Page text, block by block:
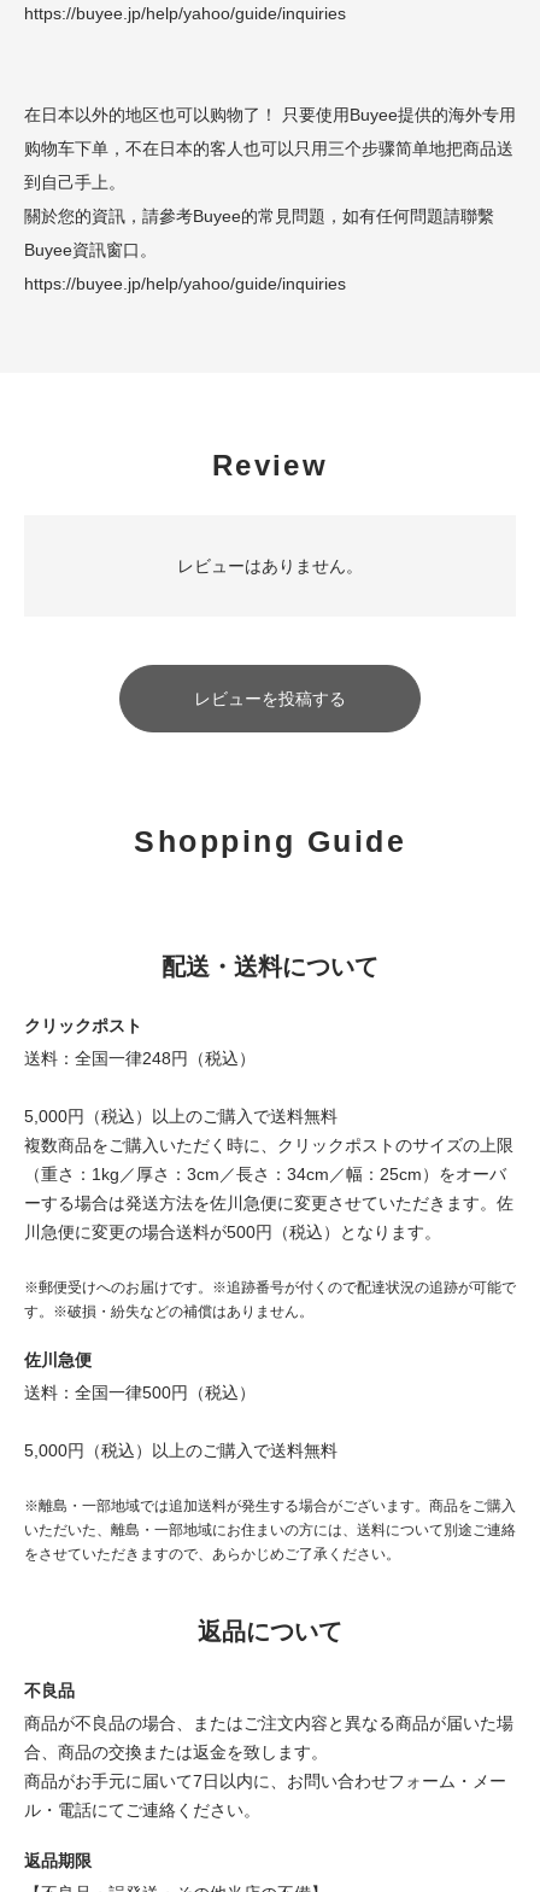
https://buyee.jp/help/yahoo/guide/inquiries
在日本以外的地区也可以购物了！ 只要使用Buyee提供的海外专用
购物车下单，不在日本的客人也可以只用三个步骤简单地把商品送
到自己手上。
關於您的資訊，請參考Buyee的常見問題，如有任何問題請聯繫
Buyee資訊窗口。
https://buyee.jp/help/yahoo/guide/inquiries
Review
レビューはありません。
レビューを投稿する
Shopping Guide
配送・送料について
クリックポスト
送料：全国一律248円（税込）
5,000円（税込）以上のご購入で送料無料
複数商品をご購入いただく時に、クリックポストのサイズの上限
（重さ：1kg／厚さ：3cm／長さ：34cm／幅：25cm）をオーバ
ーする場合は発送方法を佐川急便に変更させていただきます。佐
川急便に変更の場合送料が500円（税込）となります。
※郵便受けへのお届けです。※追跡番号が付くので配達状況の追跡が可能で
す。※破損・紛失などの補償はありません。
佐川急便
送料：全国一律500円（税込）
5,000円（税込）以上のご購入で送料無料
※離島・一部地域では追加送料が発生する場合がございます。商品をご購入
いただいた、離島・一部地域にお住まいの方には、送料について別途ご連絡
をさせていただきますので、あらかじめご了承ください。
返品について
不良品
商品が不良品の場合、またはご注文内容と異なる商品が届いた場
合、商品の交換または返金を致します。
商品がお手元に届いて7日以内に、お問い合わせフォーム・メー
ル・電話にてご連絡ください。
返品期限